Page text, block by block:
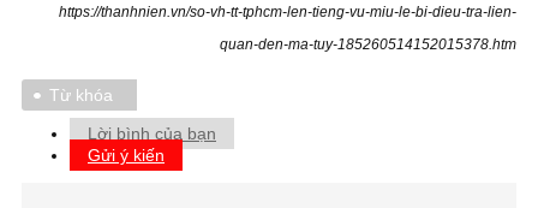
https://thanhnien.vn/so-vh-tt-tphcm-len-tieng-vu-miu-le-bi-dieu-tra-lien-
quan-den-ma-tuy-185260514152015378.htm
Từ khóa
Lời bình của bạn
Gửi ý kiến